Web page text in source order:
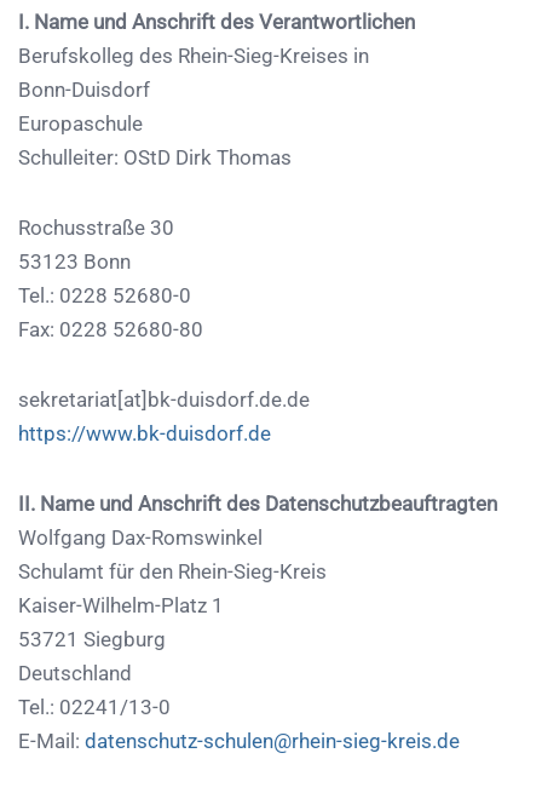
I. Name und Anschrift des Verantwortlichen
Berufskolleg des Rhein-Sieg-Kreises in
Bonn-Duisdorf
Europaschule
Schulleiter: OStD Dirk Thomas
Rochusstraße 30
53123 Bonn
Tel.: 0228 52680-0
Fax: 0228 52680-80
sekretariat[at]bk-duisdorf.de.de
https://www.bk-duisdorf.de
II. Name und Anschrift des Datenschutzbeauftragten
Wolfgang Dax-Romswinkel
Schulamt für den Rhein-Sieg-Kreis
Kaiser-Wilhelm-Platz 1
53721 Siegburg
Deutschland
Tel.: 02241/13-0
E-Mail: datenschutz-schulen@rhein-sieg-kreis.de